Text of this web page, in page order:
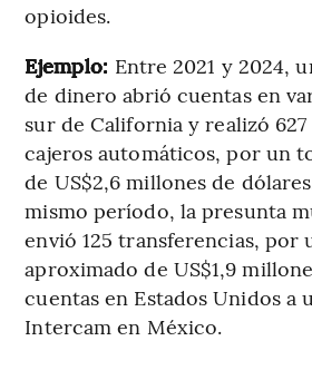
opioides.
Ejemplo: Entre 2021 y 2024,
de dinero abrió cuentas en
sur de California y realizó
cajeros automáticos, por un
de US$2,6 millones de
mismo período, la presunta
envió 125 transferencias, por
aproximado de US$1,9
cuentas en Estados Unidos a
Intercam en México.